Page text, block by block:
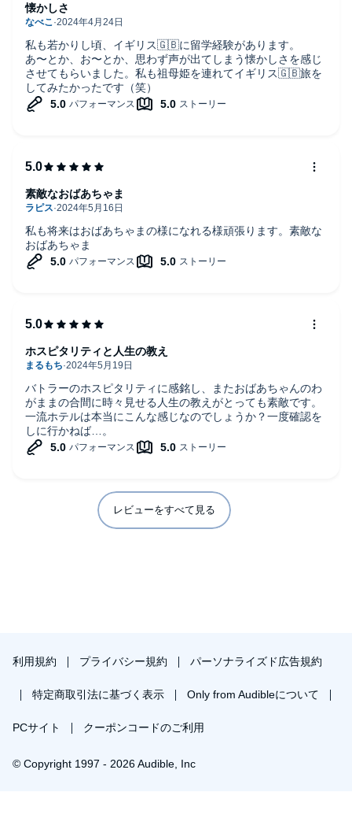
私も若かりし頃、イギリス🇬🇧に留学経験があります。
あ〜とか、お〜とか、思わず声が出てしまう懐かしさを感じ
させてもらいました。私も祖母姫を連れてイギリス🇬🇧旅を
してみたかったです（笑）
懐かしさ
私も将来はおばあちゃまの様になれる様頑張ります。素敵な
おばあちゃま
素敵なおばあちゃま
バトラーのホスピタリティに感銘し、またおばあちゃんのわ
がままの合間に時々見せる人生の教えがとっても素敵です。
一流ホテルは本当にこんな感じなのでしょうか？一度確認を
しに行かねば…。
ホスピタリティと人生の教え
レビューをすべて見る
利用規約 プライバシー規約 パーソナライズド広告規約
特定商取引法に基づく表示 Only from Audibleについて
PCサイト クーポンコードのご利用
© Copyright 1997 - 2026 Audible, Inc